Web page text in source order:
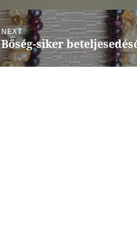
NEXT
Next
post:
Bőség-siker